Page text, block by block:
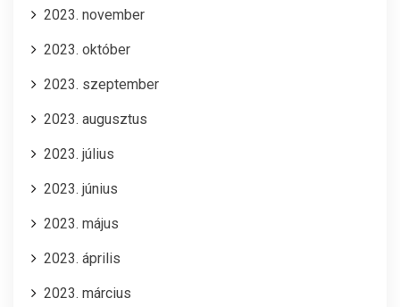
2023. november
2023. október
2023. szeptember
2023. augusztus
2023. július
2023. június
2023. május
2023. április
2023. március